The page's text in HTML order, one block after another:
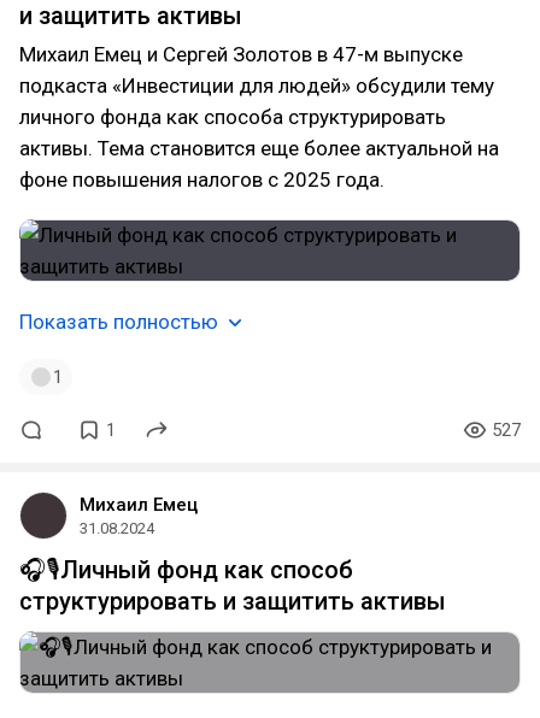
и защитить активы
Михаил Емец и Сергей Золотов в 47-м выпуске
подкаста «Инвестиции для людей» обсудили тему
личного фонда как способа структурировать
активы. Тема становится еще более актуальной на
фоне повышения налогов с 2025 года.
Показать полностью
1
1 527
Михаил Емец
31.08.2024
🎧🎙️Личный фонд как способ
структурировать и защитить активы